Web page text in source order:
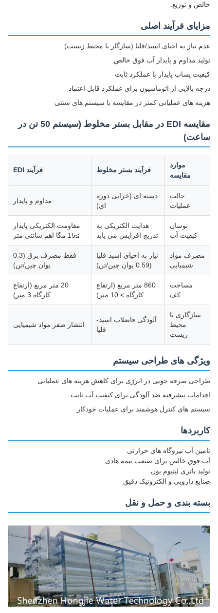
خالص و توزیع.
مزایای فرآیند اصلی
عدم نیاز به احیای اسید/قلیا (سازگار با محیط زیست)
تولید مداوم و پایدار آب فوق خالص
کیفیت پساب پایدار با عملکرد ثابت
درجه بالایی از اتوماسیون برای عملکرد قابل اعتماد
هزینه های عملیاتی کمتر در مقایسه با سیستم های سنتی
مقایسه EDI در مقابل بستر مخلوط (سیستم 50 تن در
ساعت)
موارد
مقایسه
فرآیند بستر مخلوط فرآیند EDI
حالت
عملیات
دسته ای (خرابی دوره
ای)
مداوم و پایدار
نوسان
کیفیت آب
هدایت الکتریکی به
تدریج افزایش می یابد
مقاومت الکتریکی پایدار
≥15 مگا اهم سانتی متر
مصرف مواد
شیمیایی
نیاز به احیای اسید-قلیا
(0.59 یوان چین/تن)
فقط مصرف برق (0.3
یوان چین/تن)
مساحت
کف
860 متر مربع (ارتفاع
کارگاه > 10 متر)
20 متر مربع (ارتفاع
کارگاه 3 متر)
سازگاری با
محیط
زیست
آلودگی فاضلاب اسید-
قلیا
انتشار صفر مواد شیمیایی
ویژگی های طراحی سیستم
طراحی صرفه جویی در انرژی برای کاهش هزینه های عملیاتی
اقدامات پیشرفته ضد آلودگی برای کیفیت آب ثابت
سیستم های کنترل هوشمند برای عملیات خودکار
کاربردها
تامین آب نیروگاه های حرارتی
آب فوق خالص برای صنعت نیمه هادی
تولید باتری لیتیوم یون
صنایع دارویی و الکترونیک دقیق
بسته بندی و حمل و نقل